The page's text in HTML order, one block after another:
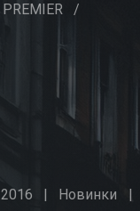
PREMIER /
2016 Новинки